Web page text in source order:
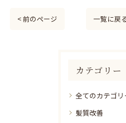
< 前のページ 一覧に戻
カテゴリー
全てのカテゴリ
髪質改善